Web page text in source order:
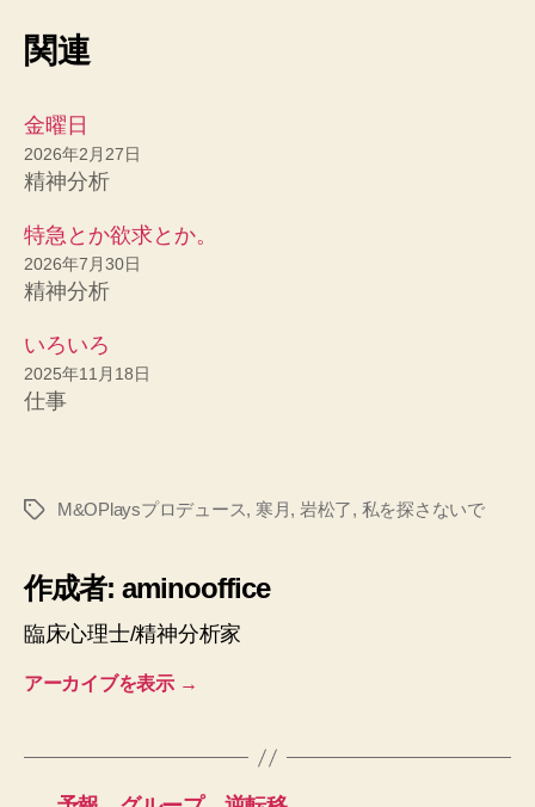
関連
金曜日
2026年2月27日
精神分析
特急とか欲求とか。
2026年7月30日
精神分析
いろいろ
2025年11月18日
仕事
タ
M&OPlaysプロデュース, 寒月 , 岩松了, 私を探さないで
作成者: aminooffice
臨床心理士/精神分析家
アーカイブを表示 →